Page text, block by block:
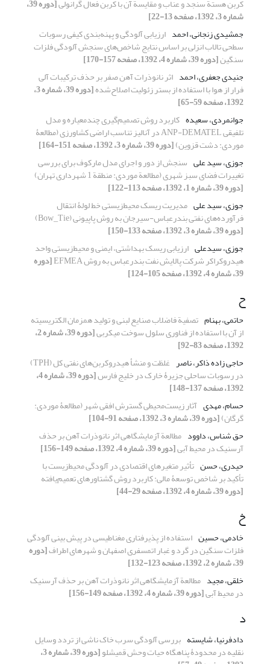
کربن هستة سنجد و عناب و مقایسة آن با کربن فعال گرانولی [دوره 39،
شماره 3، 1392، صفحه 13-22]
جمشیدی زنجانی، احمد ارزیابی آلودگی و پهنه‌‌‌بندی کیفی رسوبات
سطحی تالاب انزلی بر اساس نتایج شاخص‌های سنجش آلودگی فلزات
سنگین[دوره 39، شماره 4، 1392، صفحه 157-170]
جنیدی جعفری، احمد اثر نانوذرات آهن صفر بر حذف ترکیبات آلی
فرار از هوا با استفاده از بستر زئولیت اصلاح‌شده [دوره 39، شماره 3،
1392، صفحه 59-65]
جوانمردی، سعیده کاربرد روش تصمیم‌گیری چند‌معیاره و مدل
تلفیقی ANP-DEMATEL در آنالیز تناسب اراضی کشاورزی (مطالعۀ
موردی: دشت قزوین)[دوره 39، شماره 3، 1392، صفحه 151-164]
جوزی، سید علی سنجش از دور و اجرای مدل مارکوف برای بررسی
تغییرات فضای سبز شهری (مطالعة موردی: منطقة 1 شهرداری تهران)
[دوره 39، شماره 1، 1392، صفحه 113-122]
جوزی، سید علی مدیریت ریسک محیط‌زیستی خط لولۀ انتقال
فرآورده‌های نفتی بندرعباس-سیرجان به روش پاپیونی (Bow_Tie)
[دوره 39، شماره 3، 1392، صفحه 133-150]
جوزی، سیدعلی ارزیابی ریسک بهداشتی، ایمنی و محیط‌زیستی واحد
هیدروکراکر شرکت پالایش نفت بندرعباس به روش EFMEA [دوره
39، شماره 4، 1392، صفحه 105-124]
ح
حاتمی، بهنام تصفیة فاضلاب صنایع لبنی و تولید همزمان الکتریسیته
از آن با استفاده از فناوری سلول سوخت میکربی [دوره 39، شماره 2،
1392، صفحه 83-92]
حاجی زاده ذاکر، ناصر
غلظت و منشأ هیدروکربن‌های نفتی کل (TPH)
در رسوبات ساحلی جزیرۀ خارک در خلیج فارس [دوره 39، شماره 4،
1392، صفحه 137-148]
حسام، مهدی آثار زیست‌محیطی گسترش افقی شهر (مطالعۀ موردی:
گرگان)[دوره 39، شماره 3، 1392، صفحه 91-104]
حق شناس، داوود مطالعة آزمایشگاهی اثر نانوذرات آهن بر حذف
آرسنیک در محیط آبی[دوره 39، شماره 4، 1392، صفحه 149-156]
حیدری، حسن تأثیر متغیرهای اقتصادی در آلودگی محیط‌زیست با
تأکید بر شاخص توسعۀ مالی: کاربرد روش گشتاورهای تعمیم‌یافته
[دوره 39، شماره 4، 1392، صفحه 29-44]
خ
خادمی، حسین استفاده از پذیرفتاری مغناطیسی در پیش بینی آلودگی
فلزات سنگین در گرد و غبار اتمسفری اصفهان و شهرهای اطراف[دوره
39، شماره 2، 1392، صفحه 123-132]
خلقی، مجید مطالعة آزمایشگاهی اثر نانوذرات آهن بر حذف آرسنیک
در محیط آبی[دوره 39، شماره 4، 1392، صفحه 149-156]
د
دادفرنیا، شایسته بررسی آلودگی سرب خاک ناشی از تردد وسایل
نقلیه در محدودۀ پناهگاه حیات وحش قمیشلو [دوره 39، شماره 3،